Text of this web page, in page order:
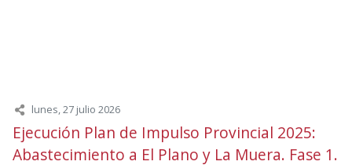
lunes, 27 julio 2026
Ejecución Plan de Impulso Provincial 2025:
Abastecimiento a El Plano y La Muera. Fase 1.